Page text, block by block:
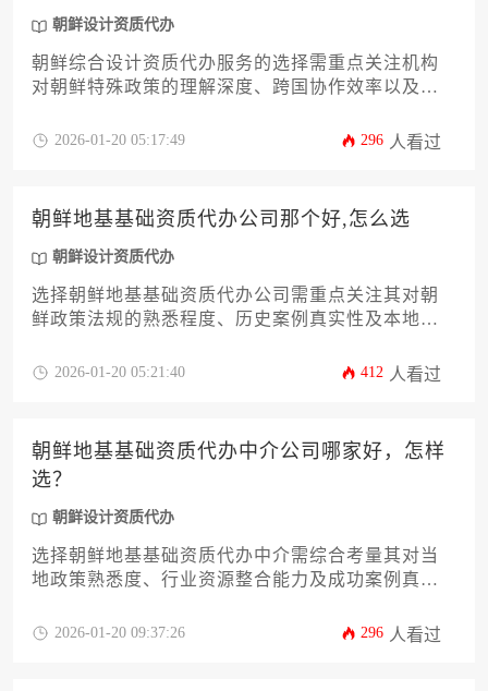
朝鲜设计资质代办
朝鲜综合设计资质代办服务的选择需重点关注机构
对朝鲜特殊政策的理解深度、跨国协作效率以及资
化团队与朝鲜相关部门建立的稳定沟通渠道。
2026-01-20 05:17:49 296 人看过
朝鲜地基基础资质代办公司那个好,怎么选
朝鲜设计资质代办
选择朝鲜地基基础资质代办公司需重点关注其对朝
鲜政策法规的熟悉程度、历史案例真实性及本地化
策。2026-01-20 05:21:40 412 人看过
朝鲜地基基础资质代办中介公司哪家好，怎样
选？
朝鲜设计资质代办
选择朝鲜地基基础资质代办中介需综合考量其对当
地政策熟悉度、行业资源整合能力及成功案例真实
等方式筛选靠谱服务机构，避免跨国合作风险。
2026-01-20 09:37:26 296 人看过